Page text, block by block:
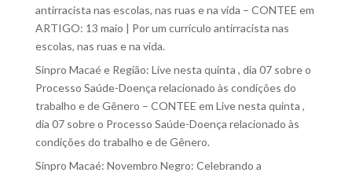
antirracista nas escolas, nas ruas e na vida – CONTEE em
ARTIGO: 13 maio | Por um currículo antirracista nas
escolas, nas ruas e na vida.
Sinpro Macaé e Região: Live nesta quinta , dia 07 sobre o
Processo Saúde-Doença relacionado às condições do
trabalho e de Gênero – CONTEE em Live nesta quinta ,
dia 07 sobre o Processo Saúde-Doença relacionado às
condições do trabalho e de Gênero.
Sinpro Macaé: Novembro Negro: Celebrando a